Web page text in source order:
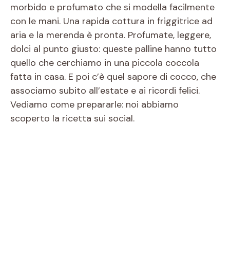
morbido e profumato che si modella facilmente
con le mani. Una rapida cottura in friggitrice ad
aria e la merenda è pronta. Profumate, leggere,
dolci al punto giusto: queste palline hanno tutto
quello che cerchiamo in una piccola coccola
fatta in casa. E poi c’è quel sapore di cocco, che
associamo subito all’estate e ai ricordi felici.
Vediamo come prepararle: noi abbiamo
scoperto la ricetta sui social.